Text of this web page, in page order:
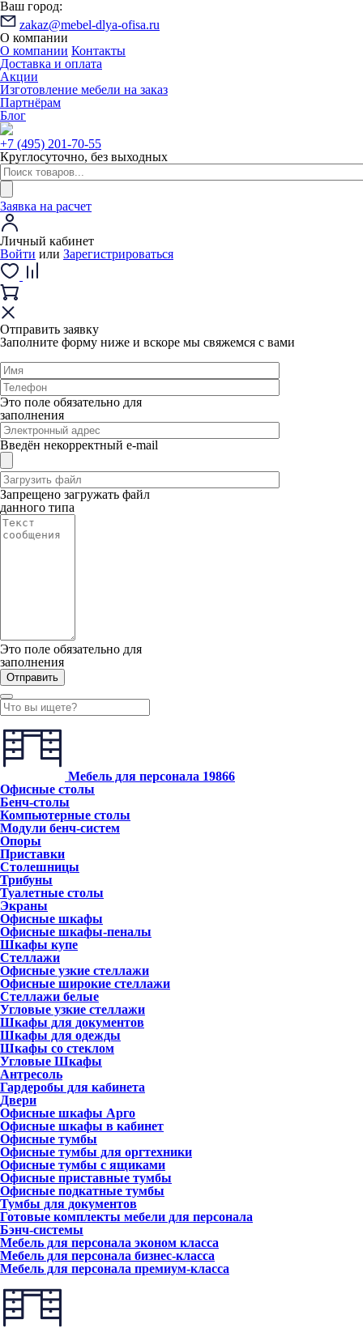
Ваш город:
zakaz@mebel-dlya-ofisa.ru
О компании
О компании Контакты
Доставка и оплата
Акции
Изготовление мебели на заказ
Партнёрам
Блог
+7 (495) 201-70-55
Круглосуточно, без выходных
Заявка на расчет
Личный кабинет
Войти или Зарегистрироваться
Отправить заявку
Заполните форму ниже и вскоре мы свяжемся с вами
Это поле обязательно для
заполнения
Введён некорректный e-mail
Запрещено загружать файл
данного типа
Это поле обязательно для
заполнения
Мебель для персонала 19866
Офисные столы
Бенч-столы
Компьютерные столы
Модули бенч-систем
Опоры
Приставки
Столешницы
Трибуны
Туалетные столы
Экраны
Офисные шкафы
Офисные шкафы-пеналы
Шкафы купе
Стеллажи
Офисные узкие стеллажи
Офисные широкие стеллажи
Стеллажи белые
Угловые узкие стеллажи
Шкафы для документов
Шкафы для одежды
Шкафы со стеклом
Угловые Шкафы
Антресоль
Гардеробы для кабинета
Двери
Офисные шкафы Арго
Офисные шкафы в кабинет
Офисные тумбы
Офисные тумбы для оргтехники
Офисные тумбы с ящиками
Офисные приставные тумбы
Офисные подкатные тумбы
Тумбы для документов
Готовые комплекты мебели для персонала
Бэнч-системы
Мебель для персонала эконом класса
Мебель для персонала бизнес-класса
Мебель для персонала премиум-класса